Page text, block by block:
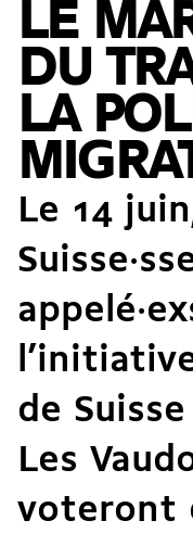
LE
DU
LA
Le 14
de
Les
voteront